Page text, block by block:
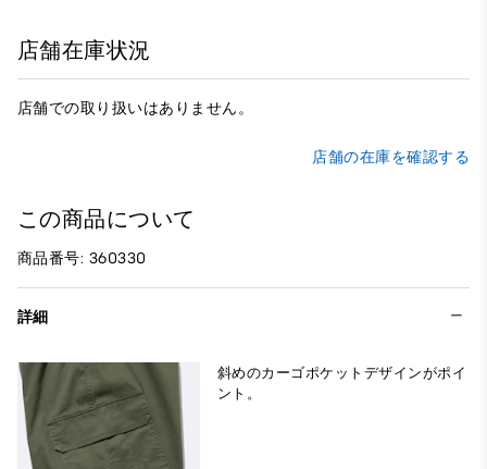
店舗在庫状況
店舗での取り扱いはありません。
店舗の在庫を確認する
この商品について
商品番号: 360330
詳細
斜めのカーゴポケットデザインがポイ
ント。